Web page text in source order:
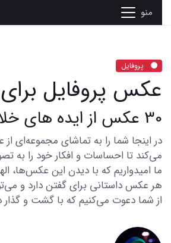
منو
پروفایل
عکس پروفایل
30 عکس از ایده های خلاقانه برای پروفایل گروه مختلط
می‌کند تا احساسات و افکار خود را به
ما امیدواریم که با دیدن این عکس‌ها،
هر عکس داستانی برای گفتن دارد و
از شما دعوت می‌کنیم که با گشت و گذار